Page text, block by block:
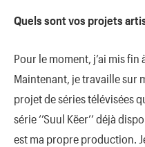
Quels sont vos projets
Pour le moment, j’ai mis fin
Maintenant, je travaille sur
projet de séries télévisées
série ‘’Suul Këer’’ déjà
est ma propre production.